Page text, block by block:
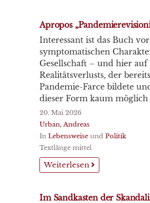
Apropos
Interessant ist das Buch
symptomatischen
Gesellschaft – und hier
Realitätsverlusts, der
Pandemie-Farce bildete
dieser Form kaum möglich
20. Mai 2026
Urban, Andreas
In Lebensweise und Politik
Textlänge mittel
Weiterlesen
Im Sandkasten der